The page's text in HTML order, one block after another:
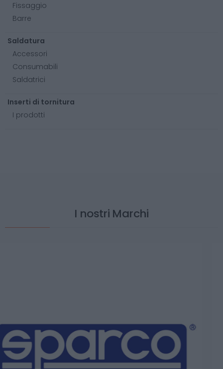
Fissaggio
Barre
Saldatura
Accessori
Consumabili
Saldatrici
Inserti di tornitura
I prodotti
I nostri Marchi